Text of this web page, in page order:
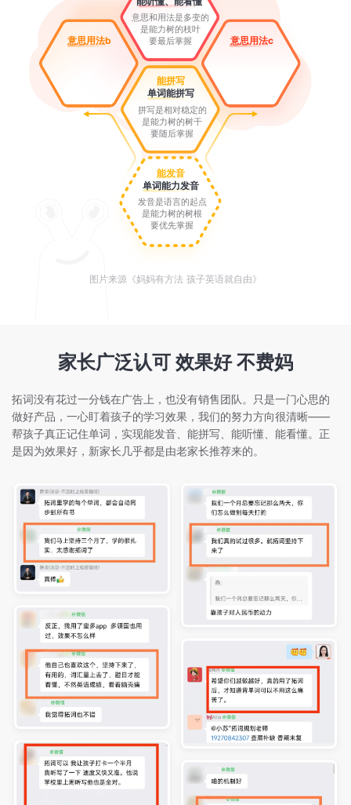
意思和用法是多变的
是能力树的枝叶
要最后掌握
意思用法b 意思用法c
能拼写
单词能拼写
拼写是相对稳定的
是能力树的树干
要随后掌握
能发音
单词能力发音
发音是语言的起点
是能力树的树根
要优先掌握
图片来源《妈妈有方法 孩子英语就自由》
家长广泛认可 效果好 不费妈
拓词没有花过一分钱在广告上，也没有销售团队。只是一门心思的
做好产品，一心盯着孩子的学习效果，我们的努力方向很清晰——
帮孩子真正记住单词，实现能发音、能拼写、能听懂、能看懂。正
是因为效果好，新家长几乎都是由老家长推荐来的。